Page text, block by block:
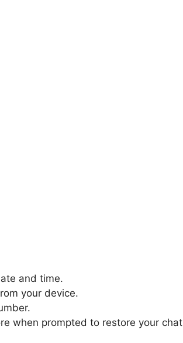
and time.
your device.
when prompted to restore your chat